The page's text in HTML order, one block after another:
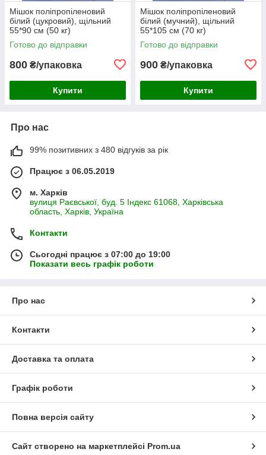
Мішок поліпропіленовий
білий (цукровий), щільний
55*90 см (50 кг)
Готово до відправки
800 ₴/упаковка
Купити
Мішок поліпропіленовий
білий (мучний), щільний
55*105 см (70 кг)
Готово до відправки
900 ₴/упаковка
Купити
Про нас
99% позитивних з 480 відгуків за рік
Працює з 06.05.2019
м. Харків
вулиця Раєвської, буд. 5 Індекс 61068, Харківська
область, Харків, Україна
Контакти
Сьогодні працює з 07:00 до 19:00
Показати весь графік роботи
Про нас
Контакти
Доставка та оплата
Графік роботи
Повна версія сайту
Сайт створено на маркетплейсі Prom.ua